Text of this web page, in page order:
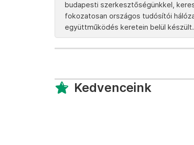
budapesti szerkesztőségünkkel,
fokozatosan országos tudósítói
együttműködés keretein belül készült.
Kedvenceink